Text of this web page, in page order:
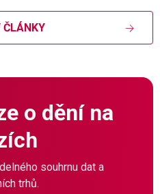
ČLÁNKY
o dění na
souhrnu dat a
trhů.